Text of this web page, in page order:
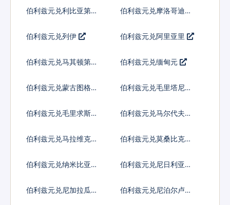
伯利兹元兑利比亚第纳
伯利兹元兑摩洛哥迪拉
伯利兹元兑列伊 伯利兹元兑阿里亚里
伯利兹元兑马其顿第纳
伯利兹元兑缅甸元
伯利兹元兑蒙古图格里
伯利兹元兑毛里塔尼亚
伯利兹元兑毛里求斯卢
伯利兹元兑马尔代夫拉
伯利兹元兑马拉维克瓦
伯利兹元兑莫桑比克梅
伯利兹元兑纳米比亚元
伯利兹元兑尼日利亚奈
伯利兹元兑尼加拉瓜科
伯利兹元兑尼泊尔卢比